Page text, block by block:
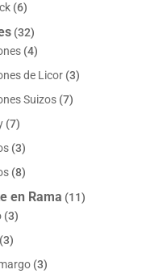
(6)
(32)
(4)
de Licor (3)
Suizos (7)
(7)
(3)
(8)
en Rama (11)
(3)
(3)
(3)